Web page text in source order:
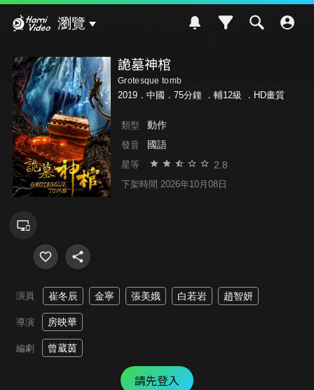
瀏覽
詭墓神棺
Grotesque tomb
2019．中國．75分鐘 ． 輔12級 ．HD畫質
類型 動作
發音 國語
星等 2.8
下架時間 2026年10月08日
演員 崔冬辰 金寧 張美娥 白若岩 趙智妍
導演 房映華
編劇 曾葳茵
請先登入